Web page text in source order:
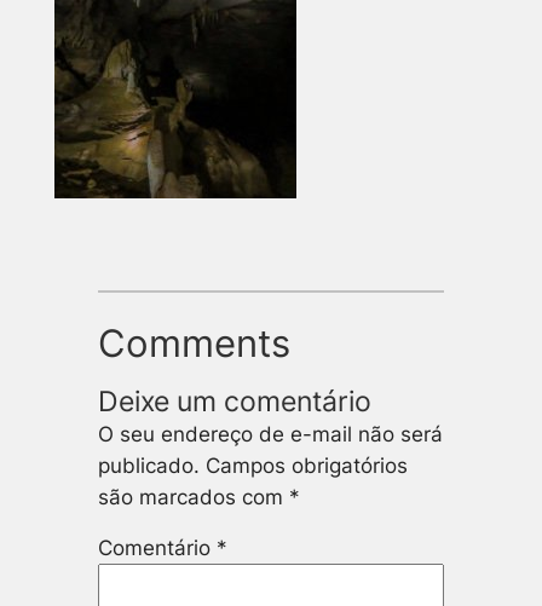
Comments
Deixe um comentário
O seu endereço de e-mail não será
publicado. Campos obrigatórios
são marcados com *
Comentário *